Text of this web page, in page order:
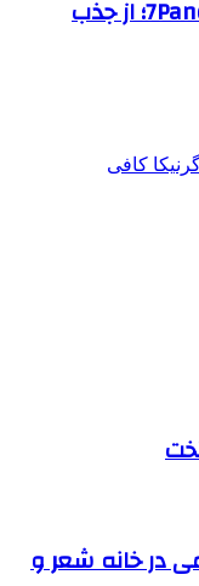
خدمات شبکه‌های اجتماعی 7Panel؛ از جذب
کافی
در خانه شعر و